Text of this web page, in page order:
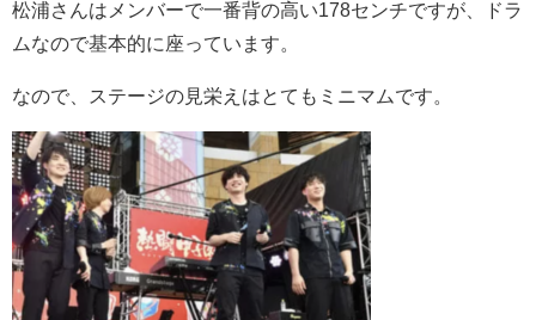
松浦さんはメンバーで一番背の高い178センチですが、ドラ
ムなので基本的に座っています。
なので、ステージの見栄えはとてもミニマムです。